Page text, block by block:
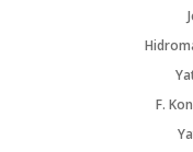
F.